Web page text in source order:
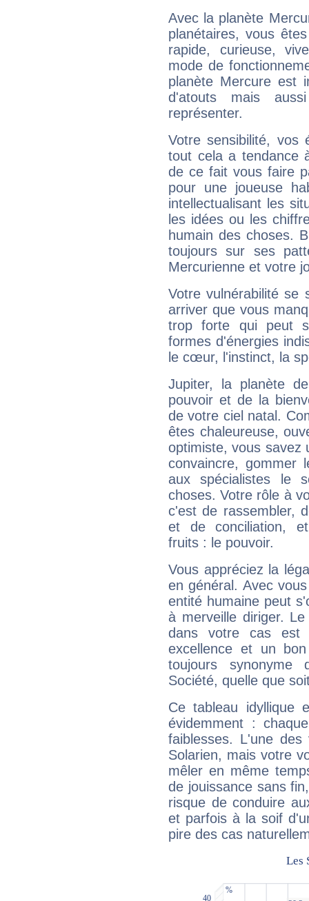
Avec la planète
planétaires, vous
rapide, curieuse,
mode de
planète Mercure est
d'atouts mais
représenter.
Votre sensibilité,
tout cela a tendance
de ce fait vous faire
pour une joueuse
intellectualisant les
les idées ou les
humain des choses.
toujours sur ses
Mercurienne et votre
Votre vulnérabilité se
arriver que vous
trop forte qui peut
formes d'énergies
le cœur, l'instinct, la
Jupiter, la planète
pouvoir et de la
de votre ciel natal.
êtes chaleureuse,
optimiste, vous savez
convaincre, gommer
aux spécialistes le
choses. Votre rôle à
c'est de rassembler,
et de conciliation,
fruits : le pouvoir.
Vous appréciez la
en général. Avec
entité humaine peut
à merveille diriger.
dans votre cas est
excellence et un
toujours synonyme
Société, quelle que
Ce tableau idyllique
évidemment :
faiblesses. L'une
Solarien, mais votre
mêler en même
de jouissance sans
risque de conduire
et parfois à la soif
pire des cas